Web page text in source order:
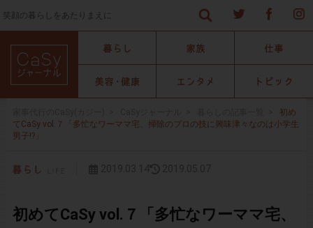
笑顔の暮らしをあたりまえに
初め
てCaSy vol.７「多忙なワーママ宅、掃除のプロの技に興味津々なのは小学生
男子!?」
初めてCaSy vol.７「多忙なワーママ宅、